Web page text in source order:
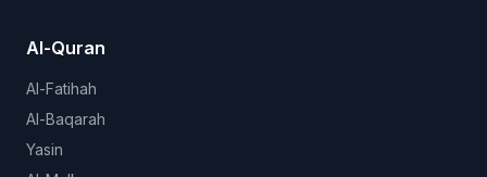
Al-Quran
Al-Fatihah
Al-Baqarah
Yasin